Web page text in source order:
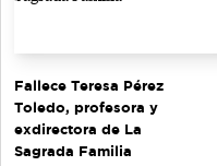
Fallece Teresa Pérez
Toledo, profesora y
exdirectora de La
Sagrada Familia